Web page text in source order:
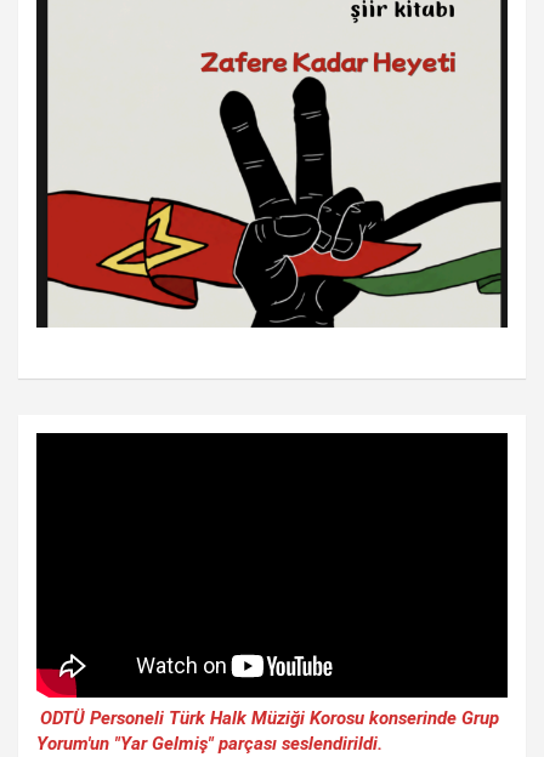
ODTÜ Personeli Türk Halk Müziği Korosu konserinde Grup
Yorum'un "Yar Gelmiş" parçası seslendirildi.